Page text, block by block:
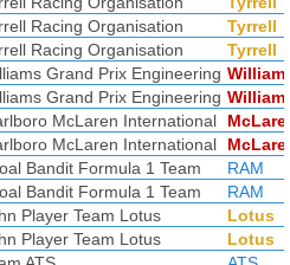
Racing Organisation
Tyrrell
Racing Organisation
Tyrrell
Grand Prix Engineering
Grand Prix Engineering
McLaren International
McLaren International
Bandit Formula 1 Team
RAM
Bandit Formula 1 Team
RAM
Player Team Lotus
Lotus
Player Team Lotus
Lotus